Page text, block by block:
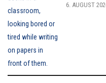
6. AUGUST